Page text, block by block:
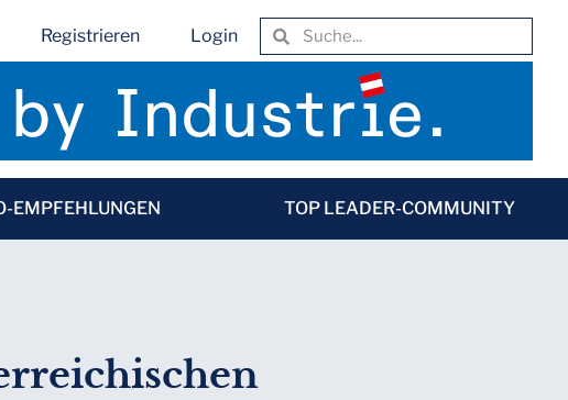
Registrieren Login
EMPFEHLUNGEN TOP LEADER-COMMUNITY